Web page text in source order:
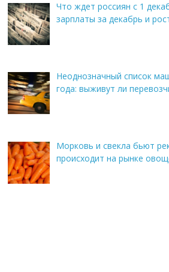
Что ждет россиян с 1
зарплаты за декабрь и
Неоднозначный список
года: выживут ли
Морковь и свекла бьют
происходит на рынке